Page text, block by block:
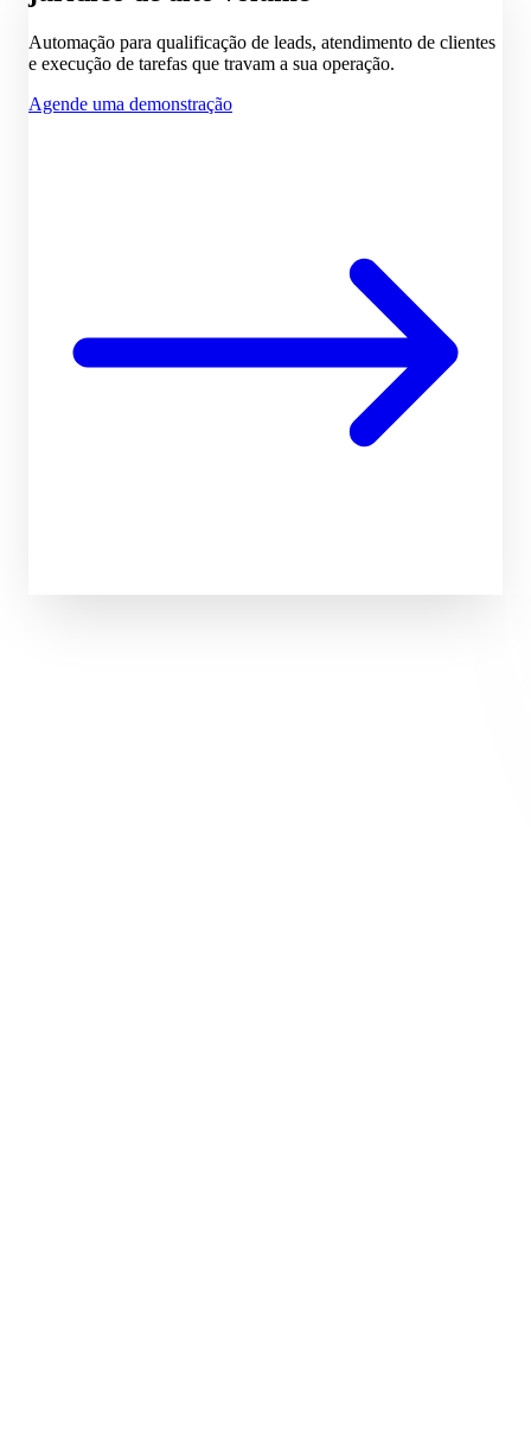
Automação para qualificação de leads, atendimento de clientes
e execução de tarefas que travam a sua operação.
Agende uma demonstração